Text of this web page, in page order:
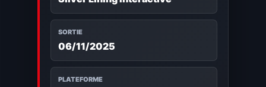
SORTIE
06/11/2025
PLATEFORME